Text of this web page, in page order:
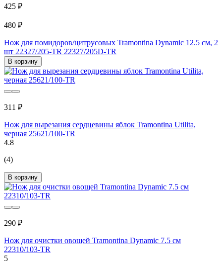
425 ₽
480 ₽
Нож для помидоров/цитрусовых Tramontina Dynamic 12.5 см, 2
шт 22327/205-TR 22327/205D-TR
В корзину
311 ₽
Нож для вырезания сердцевины яблок Tramontina Utilita,
черная 25621/100-TR
4.8
(4)
В корзину
290 ₽
Нож для очистки овощей Tramontina Dynamic 7.5 см
22310/103-TR
5